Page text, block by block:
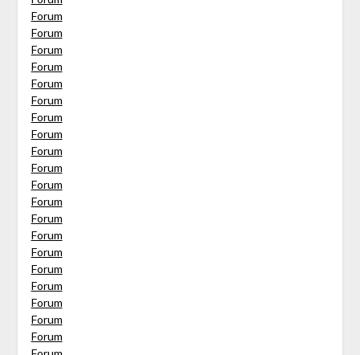
Forum
Forum
Forum
Forum
Forum
Forum
Forum
Forum
Forum
Forum
Forum
Forum
Forum
Forum
Forum
Forum
Forum
Forum
Forum
Forum